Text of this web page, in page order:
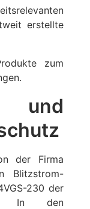
erstellte
zum
der Firma
Blitzstrom-
230 der
In den